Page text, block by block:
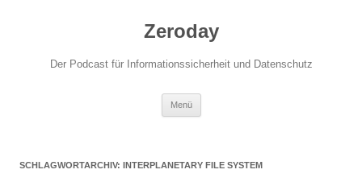
Zeroday
Der Podcast für Informationssicherheit und Datenschutz
Menü
SCHLAGWORTARCHIV: INTERPLANETARY FILE SYSTEM